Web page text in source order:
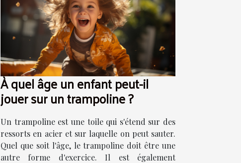
À quel âge un enfant peut-il
jouer sur un trampoline ?
Un trampoline est une toile qui s'étend sur des
ressorts en acier et sur laquelle on peut sauter.
Quel que soit l'âge, le trampoline doit être une
autre forme d'exercice. Il est également